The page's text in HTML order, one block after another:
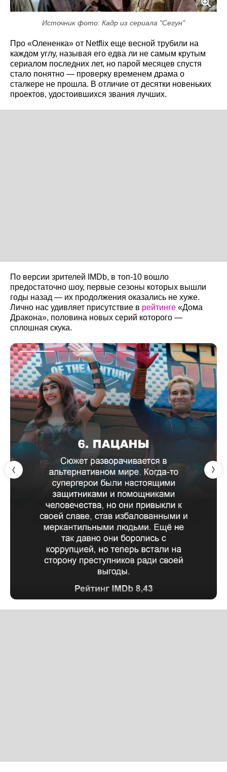
Источник фото: Кадр из сериала "Сегун"
Про «Олененка» от Netflix еще весной трубили на
каждом углу, называя его едва ли не самым крутым
сериалом последних лет, но парой месяцев спустя
стало понятно — проверку временем драма о
сталкере не прошла. В отличие от десятки новеньких
проектов, удостоившихся звания лучших.
По версии зрителей IMDb, в топ-10 вошло
предостаточно шоу, первые сезоны которых вышли
годы назад — их продолжения оказались не хуже.
Лично нас удивляет присутствие в рейтинге «Дома
Дракона», половина новых серий которого —
сплошная скука.